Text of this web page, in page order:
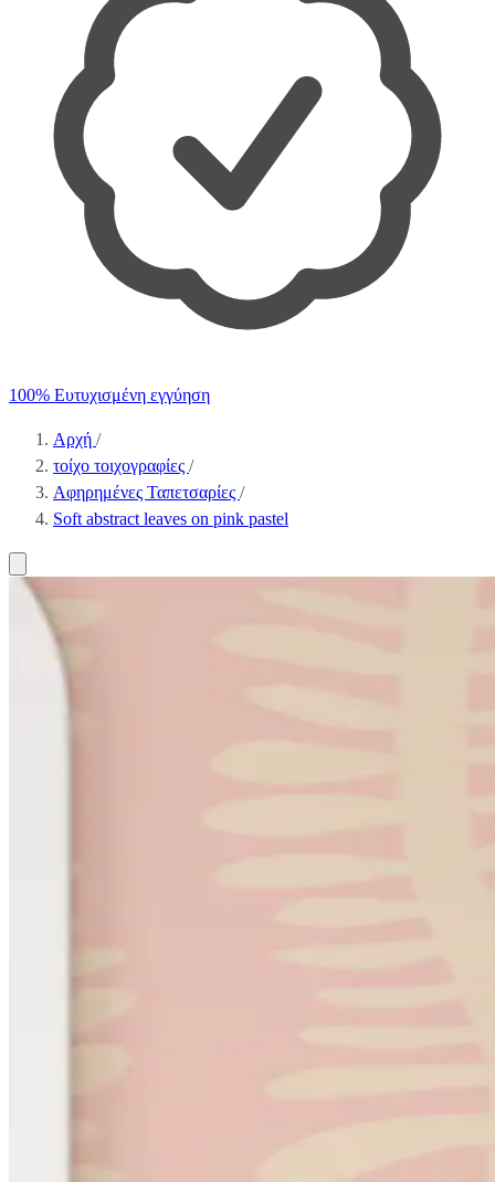
100% Ευτυχισμένη εγγύηση
Αρχή /
τοίχο τοιχογραφίες /
Αφηρημένες Ταπετσαρίες /
Soft abstract leaves on pink pastel